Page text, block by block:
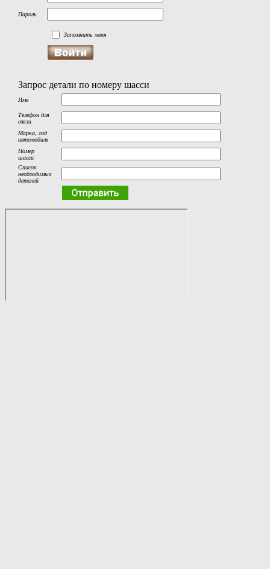
Пароль
Запомнить меня
Запрос детали по номеру шасси
Имя
Телефон для
связи
Марка, год
автомобиля
Номер
шасси
Список
необходимых
деталей